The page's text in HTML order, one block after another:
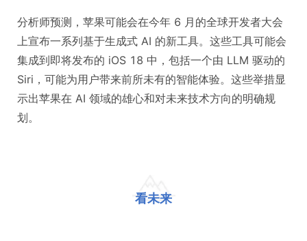
分析师预测，苹果可能会在今年 6 月的全球开发者大会
上宣布一系列基于生成式 AI 的新工具。这些工具可能会
集成到即将发布的 iOS 18 中，包括一个由 LLM 驱动的
Siri，可能为用户带来前所未有的智能体验。这些举措显
示出苹果在 AI 领域的雄心和对未来技术方向的明确规
划。
看未来